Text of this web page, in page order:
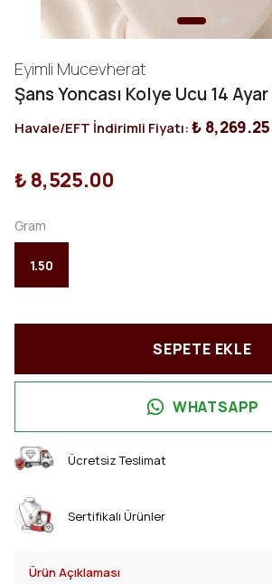
Eyimli Mucevherat
Şans Yoncası Kolye Ucu 14 Ayar
Havale/EFT İndirimli Fiyatı:₺ 8,269.25
₺ 8,525.00
Gram
1.50
SEPETE EKLE
WHATSAPP
Ücretsiz Teslimat
Sertifikalı Ürünler
Ürün Açıklaması